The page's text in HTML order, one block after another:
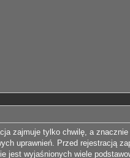
zajmuje tylko chwilę, a
uprawnień. Przed rejestracją
jest wyjaśnionych wiele